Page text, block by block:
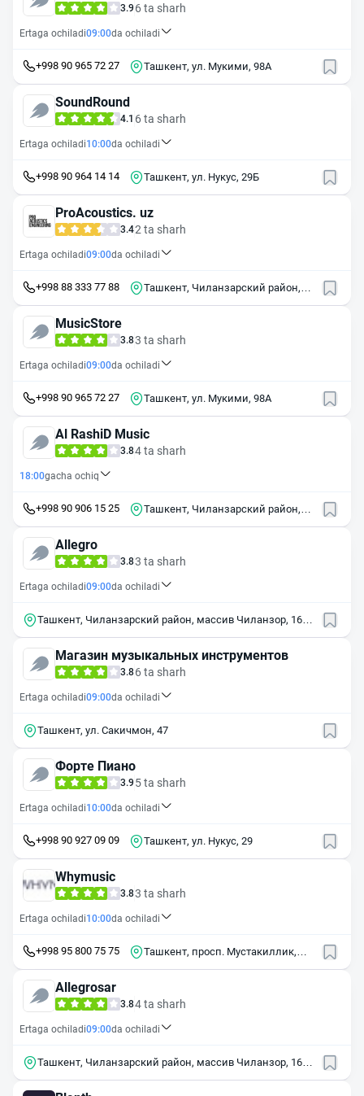
3.9 6 ta sharh
Ertaga ochiladi09:00da ochiladi
+998 90 965 72 27 Ташкент, ул. Мукими, 98А
SoundRound
4.1 6 ta sharh
Ertaga ochiladi10:00da ochiladi
+998 90 964 14 14 Ташкент, ул. Нукус, 29Б
ProAcoustics. uz
3.42 ta sharh
Ertaga ochiladi09:00da ochiladi
+998 88 333 77 88
Ташкент, Чиланзарский район,
MusicStore
3.83 ta sharh
Ertaga ochiladi09:00da ochiladi
+998 90 965 72 27 Ташкент, ул. Мукими, 98А
Al RashiD Music
3.84 ta sharh
18:00gacha ochiq
+998 90 906 15 25
Ташкент, Чиланзарский район,
Allegro
3.83 ta sharh
Ertaga ochiladi09:00da ochiladi
Ташкент, Чиланзарский район, массив Чиланзор, 16-й
Магазин музыкальных инструментов
3.86 ta sharh
Ertaga ochiladi09:00da ochiladi
Ташкент, ул. Сакичмон, 47
Форте Пиано
3.9 5 ta sharh
Ertaga ochiladi10:00da ochiladi
+998 90 927 09 09 Ташкент, ул. Нукус, 29
Whymusic
3.83 ta sharh
Ertaga ochiladi10:00da ochiladi
+998 95 800 75 75
Ташкент, просп. Мустакиллик,
Allegrosar
3.84 ta sharh
Ertaga ochiladi09:00da ochiladi
Ташкент, Чиланзарский район, массив Чиланзор, 16-й